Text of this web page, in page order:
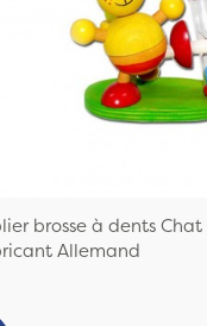
brosse à dents Chat
Allemand